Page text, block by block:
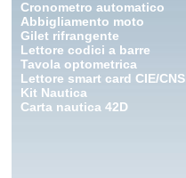
Cronometro automatico
Abbigliamento moto
Gilet rifrangente
Lettore codici a barre
Tavola optometrica
Lettore smart card CIE/CNS
Kit Nautica
Carta nautica 42D